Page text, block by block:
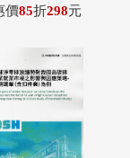
價85折298元